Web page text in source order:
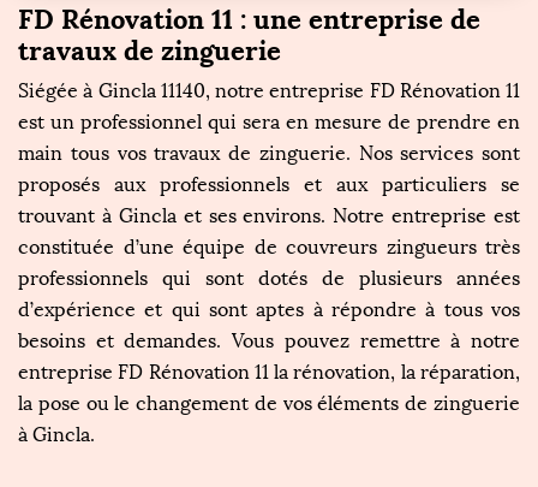
FD Rénovation 11 : une entreprise de
travaux de zinguerie
Siégée à Gincla 11140, notre entreprise FD Rénovation 11
est un professionnel qui sera en mesure de prendre en
main tous vos travaux de zinguerie. Nos services sont
proposés aux professionnels et aux particuliers se
trouvant à Gincla et ses environs. Notre entreprise est
constituée d’une équipe de couvreurs zingueurs très
professionnels qui sont dotés de plusieurs années
d’expérience et qui sont aptes à répondre à tous vos
besoins et demandes. Vous pouvez remettre à notre
entreprise FD Rénovation 11 la rénovation, la réparation,
la pose ou le changement de vos éléments de zinguerie
à Gincla.